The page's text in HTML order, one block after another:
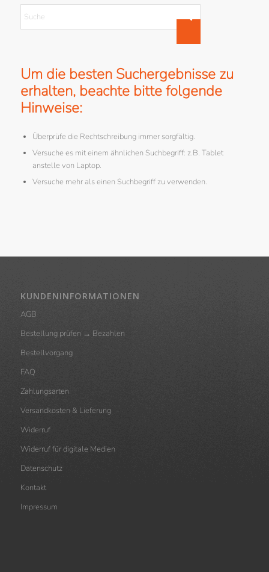
Um die besten Suchergebnisse zu
erhalten, beachte bitte folgende
Hinweise:
Überprüfe die Rechtschreibung immer sorgfältig.
Versuche es mit einem ähnlichen Suchbegriff: z.B. Tablet
anstelle von Laptop.
Versuche mehr als einen Suchbegriff zu verwenden.
KUNDENINFORMATIONEN
AGB
Bestellung prüfen → Bezahlen
Bestellvorgang
FAQ
Zahlungsarten
Versandkosten & Lieferung
Widerruf
Widerruf für digitale Medien
Datenschutz
Kontakt
Impressum